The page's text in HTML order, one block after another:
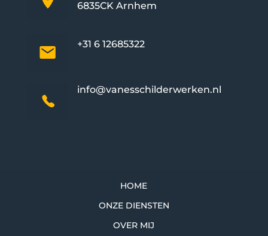
6835CK Arnhem
+31 6 12685322
info@vanesschilderwerken.nl
HOME
ONZE DIENSTEN
OVER MIJ